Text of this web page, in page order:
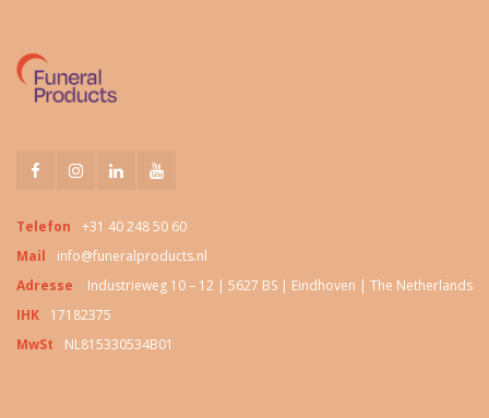
Telefon
+31 40 248 50 60
Mail
info@funeralproducts.nl
Adresse
Industrieweg 10 – 12 | 5627 BS | Eindhoven | The Netherlands
IHK
17182375
MwSt
NL815330534B01